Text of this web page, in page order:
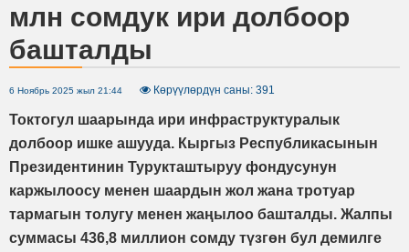
млн сомдук ири долбоор
башталды
6 Ноябрь 2025 жыл 21:44 Көрүүлөрдүн саны: 391
Токтогул шаарында ири инфраструктуралык
долбоор ишке ашууда. Кыргыз Республикасынын
Президентинин Турукташтыруу фондусунун
каржылоосу менен шаардын жол жана тротуар
тармагын толугу менен жаңылоо башталды. Жалпы
суммасы 436,8 миллион сомду түзгөн бул демилге